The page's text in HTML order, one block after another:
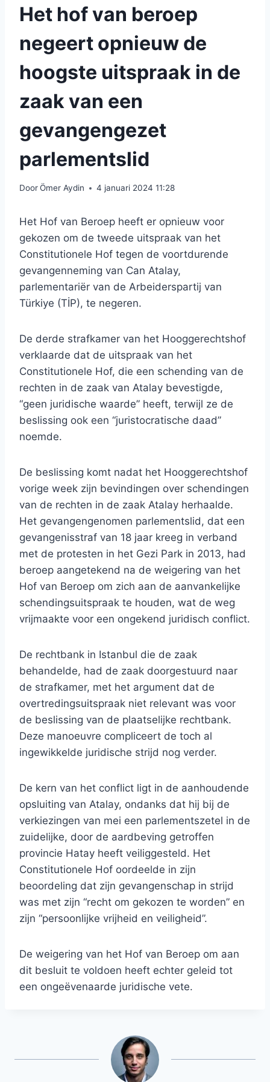
Het hof van beroep
negeert opnieuw de
hoogste uitspraak in de
zaak van een
gevangengezet
parlementslid
DoorÖmer Aydin 4 januari 2024 11:28
Het Hof van Beroep heeft er opnieuw voor
gekozen om de tweede uitspraak van het
Constitutionele Hof tegen de voortdurende
gevangenneming van Can Atalay,
parlementariër van de Arbeiderspartij van
Türkiye (TİP), te negeren.
De derde strafkamer van het Hooggerechtshof
verklaarde dat de uitspraak van het
Constitutionele Hof, die een schending van de
rechten in de zaak van Atalay bevestigde,
“geen juridische waarde” heeft, terwijl ze de
beslissing ook een “juristocratische daad”
noemde.
De beslissing komt nadat het Hooggerechtshof
vorige week zijn bevindingen over schendingen
van de rechten in de zaak Atalay herhaalde.
Het gevangengenomen parlementslid, dat een
gevangenisstraf van 18 jaar kreeg in verband
met de protesten in het Gezi Park in 2013, had
beroep aangetekend na de weigering van het
Hof van Beroep om zich aan de aanvankelijke
schendingsuitspraak te houden, wat de weg
vrijmaakte voor een ongekend juridisch conflict.
De rechtbank in Istanbul die de zaak
behandelde, had de zaak doorgestuurd naar
de strafkamer, met het argument dat de
overtredingsuitspraak niet relevant was voor
de beslissing van de plaatselijke rechtbank.
Deze manoeuvre compliceert de toch al
ingewikkelde juridische strijd nog verder.
De kern van het conflict ligt in de aanhoudende
opsluiting van Atalay, ondanks dat hij bij de
verkiezingen van mei een parlementszetel in de
zuidelijke, door de aardbeving getroffen
provincie Hatay heeft veiliggesteld. Het
Constitutionele Hof oordeelde in zijn
beoordeling dat zijn gevangenschap in strijd
was met zijn “recht om gekozen te worden” en
zijn “persoonlijke vrijheid en veiligheid”.
De weigering van het Hof van Beroep om aan
dit besluit te voldoen heeft echter geleid tot
een ongeëvenaarde juridische vete.